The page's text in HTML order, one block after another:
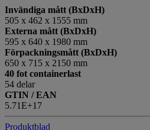
Invändiga mått (BxDxH)
505 x 462 x 1555 mm
Externa mått (BxDxH)
595 x 640 x 1980 mm
Förpackningsmått (BxDxH)
650 x 715 x 2150 mm
40 fot containerlast
54 delar
GTIN / EAN
5.71E+17
Produktblad